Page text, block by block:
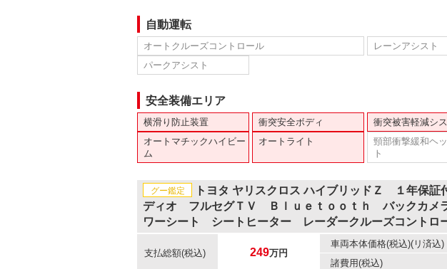
自動運転
オートクルーズコントロール レーンアシスト
パークアシスト
安全装備エリア
横滑り防止装置 衝突安全ボディ 衝突被害軽減シ
オートマチックハイビー
ム
オートライト
頸部衝撃緩和ヘ
ト
グー鑑定
トヨタ ヤリスクロス ハイブリッドＺ １年保
ディオ フルセグＴＶ Ｂｌｕｅｔｏｏｔｈ バックカ
ワーシート シートヒーター レーダークルーズコントロ
支払総額(税込) 249万円
車両本体価格(税込)(リ済込)
諸費用(税込)